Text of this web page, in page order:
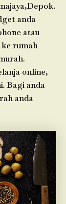
anda
atau
rumah
online,
Bagi anda
anda